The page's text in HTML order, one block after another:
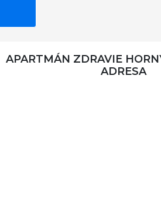
APARTMÁN ZDRAVIE
ADRESA